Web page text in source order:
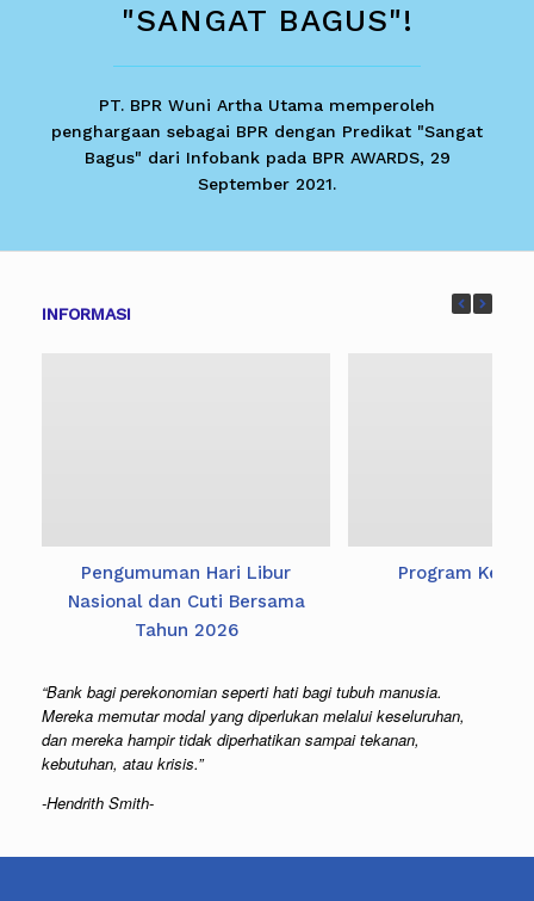
"SANGAT BAGUS"!
PT. BPR Wuni Artha Utama memperoleh
penghargaan sebagai BPR dengan Predikat "Sangat
Bagus" dari Infobank pada BPR AWARDS, 29
September 2021.
INFORMASI
Pengumuman Hari Libur
Nasional dan Cuti Bersama
Tahun 2026
Program
“Bank bagi perekonomian seperti hati bagi tubuh manusia.
Mereka memutar modal yang diperlukan melalui keseluruhan,
dan mereka hampir tidak diperhatikan sampai tekanan,
kebutuhan, atau krisis.”
-Hendrith Smith-